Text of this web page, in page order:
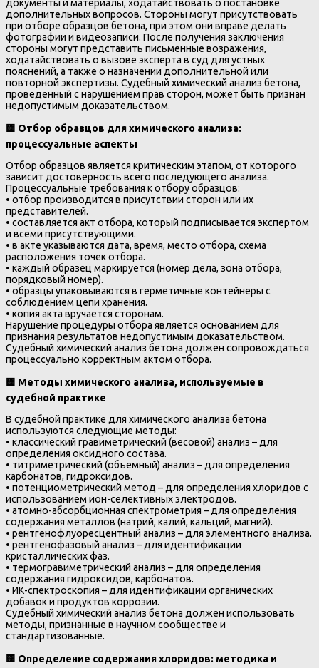
документы и материалы, ходатайствовать о постановке
дополнительных вопросов. Стороны могут присутствовать
при отборе образцов бетона, при этом они вправе делать
фотографии и видеозаписи. После получения заключения
стороны могут представить письменные возражения,
ходатайствовать о вызове эксперта в суд для устных
пояснений, а также о назначении дополнительной или
повторной экспертизы. Судебный химический анализ бетона,
проведенный с нарушением прав сторон, может быть признан
недопустимым доказательством.
🟨 Отбор образцов для химического анализа:
процессуальные аспекты
Отбор образцов является критическим этапом, от которого
зависит достоверность всего последующего анализа.
Процессуальные требования к отбору образцов:
• отбор производится в присутствии сторон или их
представителей.
• составляется акт отбора, который подписывается экспертом
и всеми присутствующими.
• в акте указываются дата, время, место отбора, схема
расположения точек отбора.
• каждый образец маркируется (номер дела, зона отбора,
порядковый номер).
• образцы упаковываются в герметичные контейнеры с
соблюдением цепи хранения.
• копия акта вручается сторонам.
Нарушение процедуры отбора является основанием для
признания результатов недопустимым доказательством.
Судебный химический анализ бетона должен сопровождаться
процессуально корректным актом отбора.
🟨 Методы химического анализа, используемые в
судебной практике
В судебной практике для химического анализа бетона
используются следующие методы:
• классический гравиметрический (весовой) анализ – для
определения оксидного состава.
• титриметрический (объемный) анализ – для определения
карбонатов, гидроксидов.
• потенциометрический метод – для определения хлоридов с
использованием ион-селективных электродов.
• атомно-абсорбционная спектрометрия – для определения
содержания металлов (натрий, калий, кальций, магний).
• рентгенофлуоресцентный анализ – для элементного анализа.
• рентгенофазовый анализ – для идентификации
кристаллических фаз.
• термогравиметрический анализ – для определения
содержания гидроксидов, карбонатов.
• ИК-спектроскопия – для идентификации органических
добавок и продуктов коррозии.
Судебный химический анализ бетона должен использовать
методы, признанные в научном сообществе и
стандартизованные.
🟨 Определение содержания хлоридов: методика и